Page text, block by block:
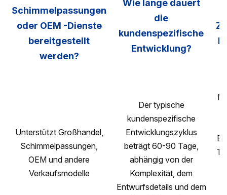
Schimmelpassungen
oder OEM -Dienste
bereitgestellt
werden?
Wie lange dauert
die
kundenspezifische
Entwicklung?
Unterstützt Großhandel,
Schimmelpassungen,
OEM und andere
Verkaufsmodelle
Der typische
kundenspezifische
Entwicklungszyklus
beträgt 60-90 Tage,
abhängig von der
Komplexität, dem
Entwurfsdetails und dem